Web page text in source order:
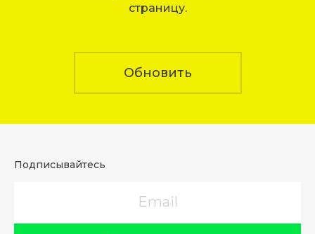
страницу.
Обновить
Подписывайтесь